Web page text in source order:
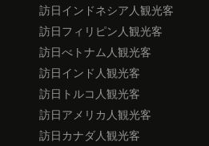
訪日インドネシア人観光客
訪日フィリピン人観光客
訪日べトナム人観光客
訪日インド人観光客
訪日トルコ人観光客
訪日アメリカ人観光客
訪日カナダ人観光客